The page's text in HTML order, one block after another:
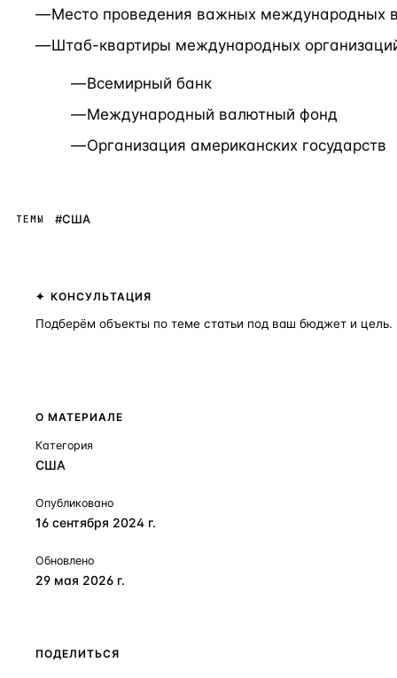
Место проведения важных международных
Штаб-квартиры международных
Всемирный банк
Международный валютный фонд
Организация американских государств
ТЕМЫ #США
КОНСУЛЬТАЦИЯ
Подберём объекты по теме статьи под ваш бюджет и цель.
О МАТЕРИАЛЕ
Категория
США
Опубликовано
16 сентября 2024 г.
Обновлено
29 мая 2026 г.
ПОДЕЛИТЬСЯ